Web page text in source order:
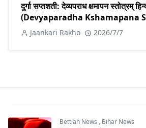
दुर्गा सप्तशती: देव्यपराध क्षमापन स्तोत्रम्
(Devyaparadha Kshamapana
Jaankari Rakho 2026/7/7
Bettiah News , Bihar News